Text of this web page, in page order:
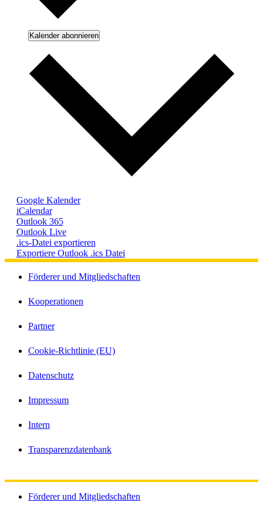
Kalender abonnieren
Google Kalender
iCalendar
Outlook 365
Outlook Live
.ics-Datei exportieren
Exportiere Outlook .ics Datei
Förderer und Mitgliedschaften
Kooperationen
Partner
Cookie-Richtlinie (EU)
Datenschutz
Impressum
Intern
Transparenzdatenbank
Förderer und Mitgliedschaften